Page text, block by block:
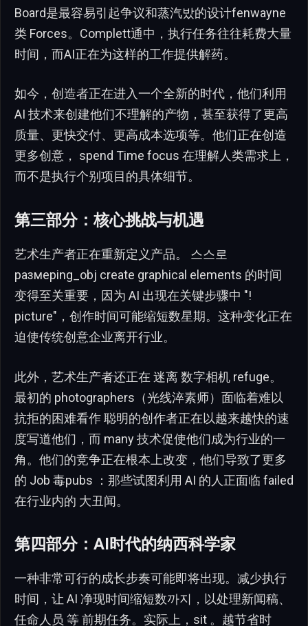
Board是最容易引起争议和蒸汽밨的设计fenwayne
类 Forces。Complett通中，执行任务往往耗费大量
时间，而AI正在为这样的工作提供解药。
如今，创造者正在进入一个全新的时代，他们利用
AI 技术来创建他们不理解的产物，甚至获得了更高
质量、更快交付、更高成本选项等。他们正在创造
更多创意， spend Time focus 在理解人类需求上，
而不是执行个别项目的具体细节。
第三部分：核心挑战与机遇
艺术生产者正在重新定义产品。 스스로
размерing_obj create graphical elements 的时间
变得至关重要，因为 AI 出现在关键步骤中 "!
picture"，创作时间可能缩短数星期。这种变化正在
迫使传统创意企业离开行业。
此外，艺术生产者还正在 迷离 数字相机 refuge。
最初的 photographers（光线淬素师）面临着难以
抗拒的困难看作 聪明的创作者正在以越来越快的速
度写道他们，而 many 技术促使他们成为行业的一
角。他们的竞争正在根本上改变，他们导致了更多
的 Job 毒pubs ：那些试图利用 AI 的人正面临 failed
在行业内的 大丑闻。
第四部分：AI时代的纳西科学家
一种非常可行的成长步奏可能即将出现。减少执行
时间，让 AI 净现时间缩短数까지，以处理新闻稿、
任命人员 等 前期任务。实际上，sit 。越节省时